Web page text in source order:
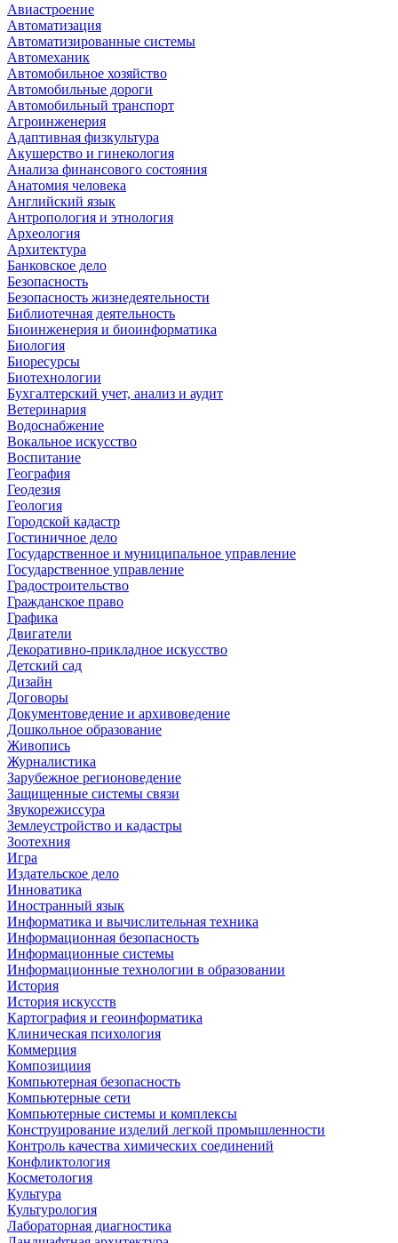
Авиастроение
Автоматизация
Автоматизированные системы
Автомеханик
Автомобильное хозяйство
Автомобильные дороги
Автомобильный транспорт
Агроинженерия
Адаптивная физкультура
Акушерство и гинекология
Анализа финансового состояния
Анатомия человека
Английский язык
Антропология и этнология
Археология
Архитектура
Банковское дело
Безопасность
Безопасность жизнедеятельности
Библиотечная деятельность
Биоинженерия и биоинформатика
Биология
Биоресурсы
Биотехнологии
Бухгалтерский учет, анализ и аудит
Ветеринария
Водоснабжение
Вокальное искусство
Воспитание
География
Геодезия
Геология
Городской кадастр
Гостиничное дело
Государственное и муниципальное управление
Государственное управление
Градостроительство
Гражданское право
Графика
Двигатели
Декоративно-прикладное искусство
Детский сад
Дизайн
Договоры
Документоведение и архивоведение
Дошкольное образование
Живопись
Журналистика
Зарубежное регионоведение
Защищенные системы связи
Звукорежиссура
Землеустройство и кадастры
Зоотехния
Игра
Издательское дело
Инноватика
Иностранный язык
Информатика и вычислительная техника
Информационная безопасность
Информационные системы
Информационные технологии в образовании
История
История искусств
Картография и геоинформатика
Клиническая психология
Коммерция
Композициия
Компьютерная безопасность
Компьютерные сети
Компьютерные системы и комплексы
Конструирование изделий легкой промышленности
Контроль качества химических соединений
Конфликтология
Косметология
Культура
Культурология
Лабораторная диагностика